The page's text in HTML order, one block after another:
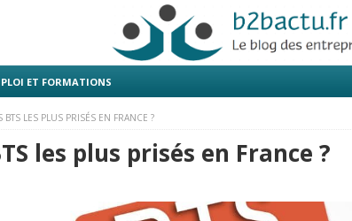
ET FORMATIONS
LES PLUS PRISÉS EN FRANCE ?
les plus prisés en France ?